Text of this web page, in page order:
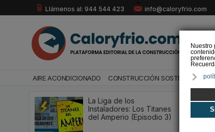
Nuestro
Llámenos al: 944 544 423 info@caloryfrio.com
AIRE ACONDICIONADO CONSTRUCCIÓN SOSTENIBLE
La Liga de los
Instaladores: Los Titanes
del Amperio (Episodio 3)